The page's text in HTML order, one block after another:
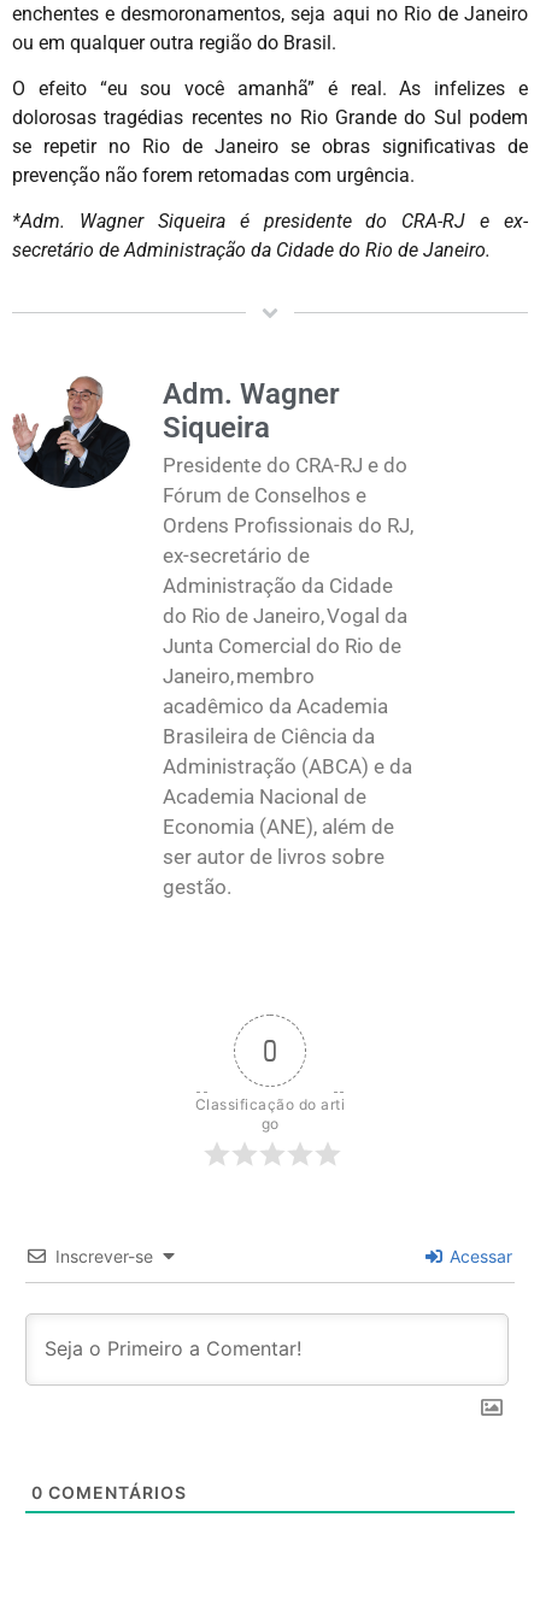
enchentes e desmoronamentos, seja aqui no Rio de Janeiro
ou em qualquer outra região do Brasil.
O efeito “eu sou você amanhã” é real. As infelizes e
dolorosas tragédias recentes no Rio Grande do Sul podem
se repetir no Rio de Janeiro se obras significativas de
prevenção não forem retomadas com urgência.
*Adm. Wagner Siqueira é presidente do CRA-RJ e ex-
secretário de Administração da Cidade do Rio de Janeiro.
Adm. Wagner
Siqueira
Presidente do CRA-RJ e do
Fórum de Conselhos e
Ordens Profissionais do RJ,
ex-secretário de
Administração da Cidade
do Rio de Janeiro, Vogal da
Junta Comercial do Rio de
Janeiro, membro
acadêmico da Academia
Brasileira de Ciência da
Administração (ABCA) e da
Academia Nacional de
Economia (ANE), além de
ser autor de livros sobre
gestão.
0
Classificação do arti
go
Inscrever-se Acessar
0 COMENTÁRIOS